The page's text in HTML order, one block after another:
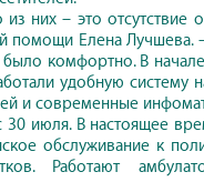
них – это отсутствие
помощи Елена Лучшева.
комфортно. В
удобную систему
и современные
30 июля. В настоящее
обслуживание к
Работают